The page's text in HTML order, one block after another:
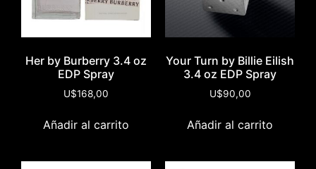
Her by Burberry 3.4 oz
EDP Spray
U$168,00
Añadir al carrito
Your Turn by Billie Eilish
3.4 oz EDP Spray
U$90,00
Añadir al carrito